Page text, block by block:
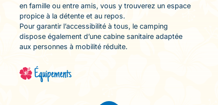
en famille ou entre amis, vous y trouverez un espace
propice à la détente et au repos.
Pour garantir l’accessibilité à tous, le camping
dispose également d’une cabine sanitaire adaptée
aux personnes à mobilité réduite.
Équipements